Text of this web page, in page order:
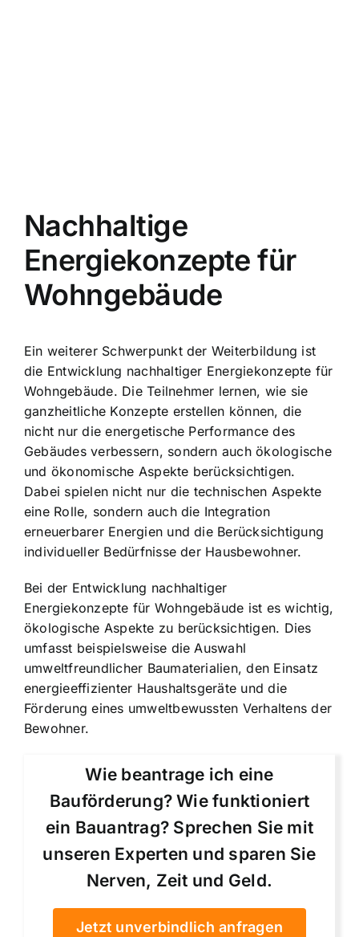
Nachhaltige
Energiekonzepte für
Wohngebäude
Ein weiterer Schwerpunkt der Weiterbildung ist
die Entwicklung nachhaltiger Energiekonzepte für
Wohngebäude. Die Teilnehmer lernen, wie sie
ganzheitliche Konzepte erstellen können, die
nicht nur die energetische Performance des
Gebäudes verbessern, sondern auch ökologische
und ökonomische Aspekte berücksichtigen.
Dabei spielen nicht nur die technischen Aspekte
eine Rolle, sondern auch die Integration
erneuerbarer Energien und die Berücksichtigung
individueller Bedürfnisse der Hausbewohner.
Bei der Entwicklung nachhaltiger
Energiekonzepte für Wohngebäude ist es wichtig,
ökologische Aspekte zu berücksichtigen. Dies
umfasst beispielsweise die Auswahl
umweltfreundlicher Baumaterialien, den Einsatz
energieeffizienter Haushaltsgeräte und die
Förderung eines umweltbewussten Verhaltens der
Bewohner.
Wie beantrage ich eine
Bauförderung? Wie funktioniert
ein Bauantrag? Sprechen Sie mit
unseren Experten und sparen Sie
Nerven, Zeit und Geld.
Jetzt unverbindlich anfragen